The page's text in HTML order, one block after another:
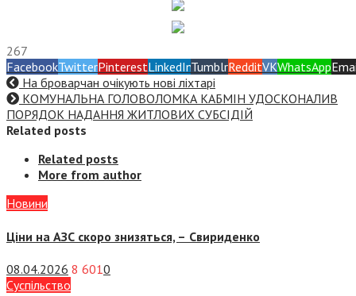
267
FacebookTwitterPinterestLinkedInTumblrRedditVKWhatsApp
На броварчан очікують нові ліхтарі
КОМУНАЛЬНА ГОЛОВОЛОМКА КАБМІН УДОСКОНАЛИВ
ПОРЯДОК НАДАННЯ ЖИТЛОВИХ СУБСІДІЙ
Related posts
Related posts
More from author
Новини
Ціни на АЗС скоро знизяться, – Свириденко
08.04.2026 8 6010
Суспiльство